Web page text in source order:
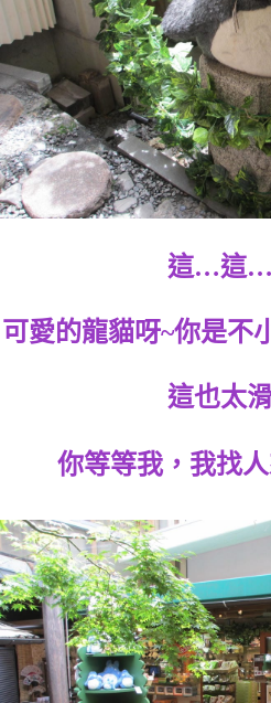
這…這
可愛的龍貓呀~你是不
這也太
你等等我，我找